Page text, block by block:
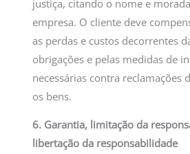
justiça, citando o nome e
empresa. O cliente deve
as perdas e custos decorrentes
obrigações e pelas medidas de
necessárias contra reclamações
os bens.
6. Garantia, limitação da
libertação da responsabilidade